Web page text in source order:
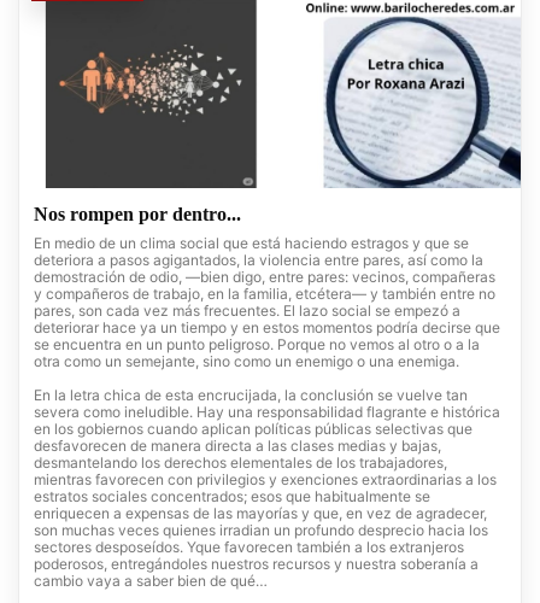
Nos rompen por dentro...
En medio de un clima social que está haciendo estragos y que se
deteriora a pasos agigantados, la violencia entre pares, así como la
demostración de odio, —bien digo, entre pares: vecinos, compañeras
y compañeros de trabajo, en la familia, etcétera— y también entre no
pares, son cada vez más frecuentes. El lazo social se empezó a
deteriorar hace ya un tiempo y en estos momentos podría decirse que
se encuentra en un punto peligroso. Porque no vemos al otro o a la
otra como un semejante, sino como un enemigo o una enemiga.
En la letra chica de esta encrucijada, la conclusión se vuelve tan
severa como ineludible. Hay una responsabilidad flagrante e histórica
en los gobiernos cuando aplican políticas públicas selectivas que
desfavorecen de manera directa a las clases medias y bajas,
desmantelando los derechos elementales de los trabajadores,
mientras favorecen con privilegios y exenciones extraordinarias a los
estratos sociales concentrados; esos que habitualmente se
enriquecen a expensas de las mayorías y que, en vez de agradecer,
son muchas veces quienes irradian un profundo desprecio hacia los
sectores desposeídos. Yque favorecen también a los extranjeros
poderosos, entregándoles nuestros recursos y nuestra soberanía a
cambio vaya a saber bien de qué…